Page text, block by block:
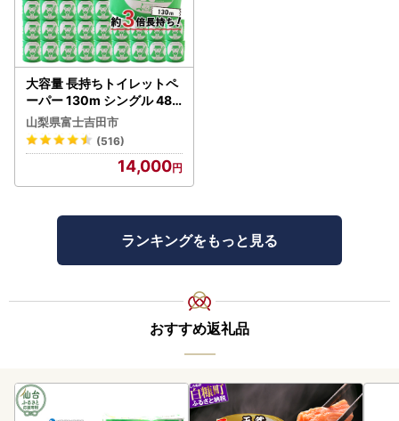
大容量 長持ちトイレットペ
ーパー 130m シングル 48R
芯なし 3倍巻 トイレット
山梨県富士吉田市
(516)
14,000
ランキングをもっと見る
おすすめ返礼品